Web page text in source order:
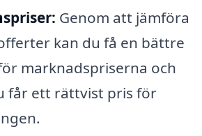
Genom att jämföra
kan du få en bättre
marknadspriserna och
får ett rättvist pris för